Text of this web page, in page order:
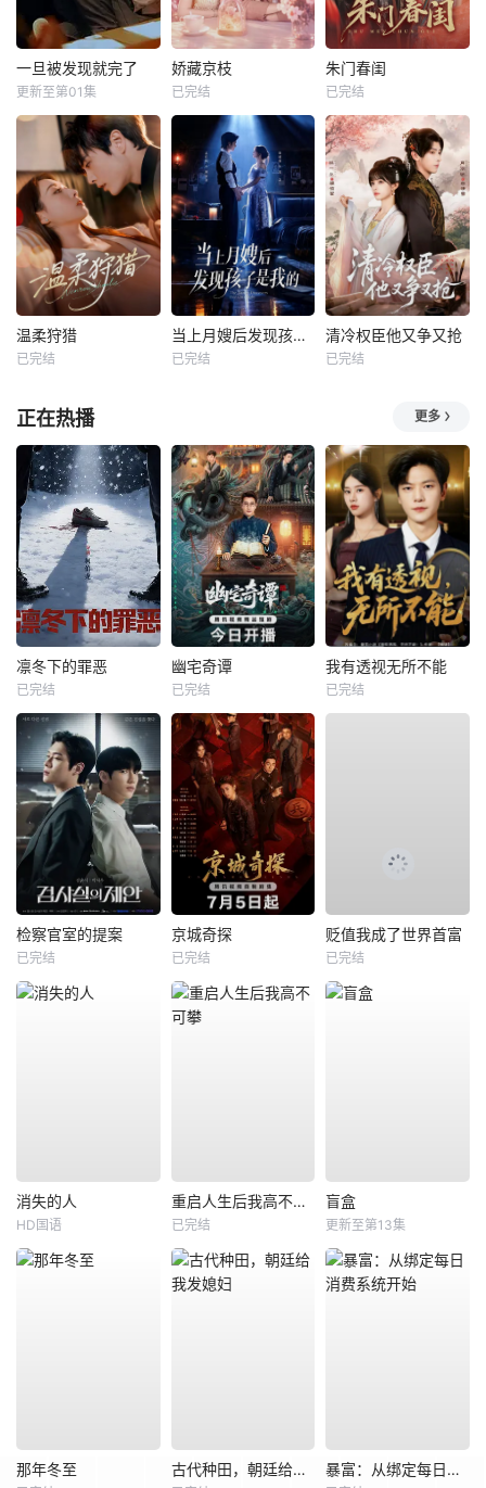
一旦被发现就完了
更新至第01集
娇藏京枝
已完结
朱门春闺
已完结
温柔狩猎
已完结
当上月嫂后发现孩子是我的
已完结
清冷权臣他又争又抢
已完结
正在热播 更多
凛冬下的罪恶
已完结
幽宅奇谭
已完结
我有透视无所不能
已完结
检察官室的提案
已完结
京城奇探
已完结
贬值我成了世界首富
已完结
消失的人
HD国语
重启人生后我高不可攀
已完结
盲盒
更新至第13集
那年冬至 古代种田，朝廷给我发媳妇 暴富：从绑定每日消费系统开始